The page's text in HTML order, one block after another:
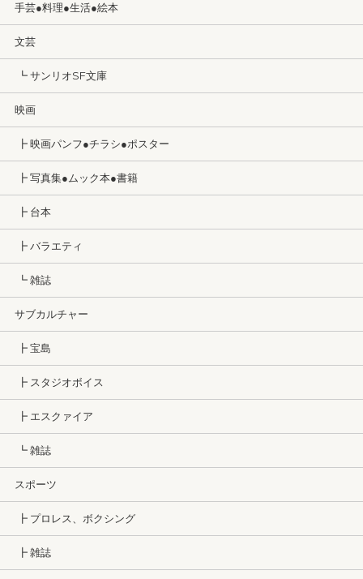
手芸●料理●生活●絵本
文芸
┗ サンリオSF文庫
映画
┣ 映画パンフ●チラシ●ポスター
┣ 写真集●ムック本●書籍
┣ 台本
┣ バラエティ
┗ 雑誌
サブカルチャー
┣ 宝島
┣ スタジオボイス
┣ エスクァイア
┗ 雑誌
スポーツ
┣ プロレス、ボクシング
┣ 雑誌